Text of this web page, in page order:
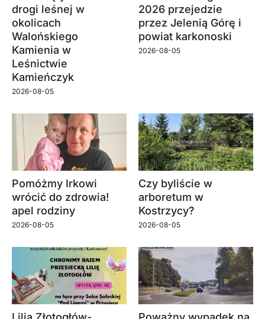
drogi leśnej w
okolicach
Walońskiego
Kamienia w
Leśnictwie
Kamieńczyk
2026-08-05
2026 przejedzie
przez Jelenią Górę i
powiat karkonoski
2026-08-05
Pomóżmy Irkowi
wrócić do zdrowia!
apel rodziny
2026-08-05
Czy byliście w
arboretum w
Kostrzycy?
2026-08-05